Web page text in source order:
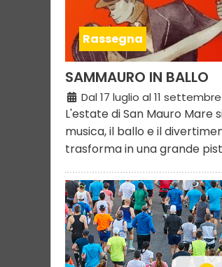
Rassegna
SAMMAURO IN BALLO
Dal 17 luglio al 11 settembre
L'estate di San Mauro Mare
musica, il ballo e il
trasforma in una grande